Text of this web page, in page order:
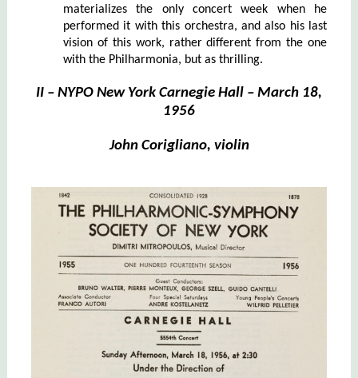
materializes the only concert week when he
performed it with this orchestra, and also his last
vision of this work, rather different from the one
with the Philharmonia, but as thrilling.
II – NYPO New York Carnegie Hall – March 18,
1956
John Corigliano, violin